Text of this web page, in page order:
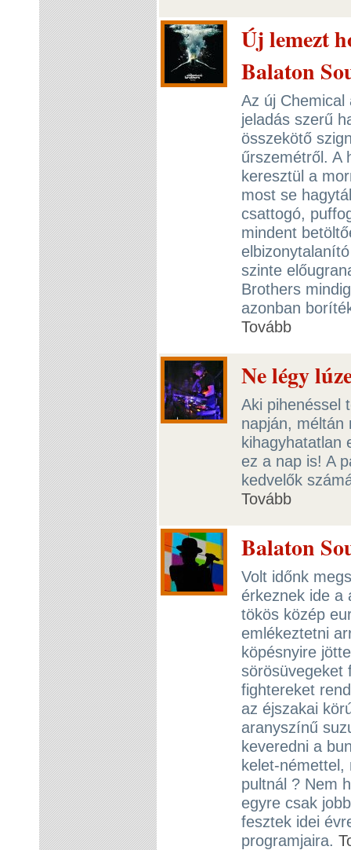
Új lemezt
Balaton
Az új
jeladás szerű
összekötő
űrszemétről. A
keresztül a
most se
csattogó,
mindent
szinte
Brothers
azonban
Tovább
Ne légy
Aki pihenéssel
napján, méltán
kihagyhatatlan
ez a nap is! A
kedvelők
Tovább
Balaton
Volt időnk
érkeznek ide a
tökös közép
emlékeztetni
köpésnyire
sörösüvegeket
fightereket
az éjszakai
aranyszínű
keveredni a
kelet-némettel,
pultnál ? Nem
egyre csak
fesztek idei
programjaira.